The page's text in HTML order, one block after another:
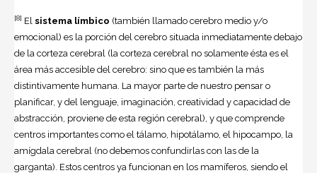
[8] El sistema límbico (también llamado cerebro medio y/o
emocional) es la porción del cerebro situada inmediatamente debajo
de la corteza cerebral (la corteza cerebral no solamente ésta es el
área más accesible del cerebro: sino que es también la más
distintivamente humana. La mayor parte de nuestro pensar o
planificar, y del lenguaje, imaginación, creatividad y capacidad de
abstracción, proviene de esta región cerebral), y que comprende
centros importantes como el tálamo, hipotálamo, el hipocampo, la
amígdala cerebral (no debemos confundirlas con las de la
garganta). Estos centros ya funcionan en los mamíferos, siendo el